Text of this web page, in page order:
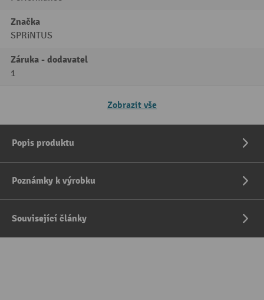
Značka
SPRiNTUS
Záruka - dodavatel
1
Zobrazit vše
Popis produktu
Poznámky k výrobku
Související články